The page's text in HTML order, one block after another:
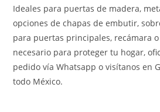
Ideales para puertas de madera,
opciones de chapas de embutir,
para puertas principales, recámara
necesario para proteger tu hogar,
pedido vía Whatsapp o visítanos en
todo México.